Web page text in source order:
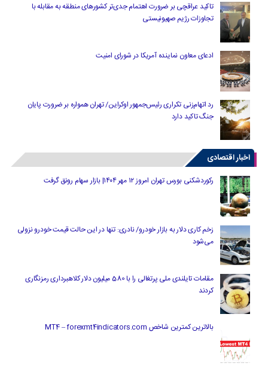
تاکید عراقچی بر ضرورت اهتمام جدی‌تر کشورهای منطقه به مقابله با
تجاوزات رژیم صهیونیستی
ادعای معاون نماینده آمریکا در شورای امنیت
رد اتهام‌زنی تکراری رئیس‌جمهور اوکراین/ تهران همواره بر ضرورت پایان
جنگ تاکید دارد
اخبار اقتصادی
رکوردشکنی بورس تهران امروز ۱۲ مهر ۱۴۰۴| بازار سهام رونق گرفت
زخم کاری دلار به بازار خودرو/ نادری: تنها در این حالت قیمت خودرو نزولی
می‌شود
مقامات تایلندی ملی پرتغالی را با 580 میلیون دلار کلاهبرداری رمزنگاری
کردند
بالاترین کمترین شاخص MT4 – forexmt4indicators.com